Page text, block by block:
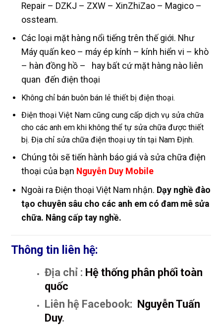
Repair – DZKJ – ZXW – XinZhiZao – Magico –
ossteam.
Các loại mặt hàng nổi tiếng trên thế giới. Như
Máy quấn keo – máy ép kính – kính hiển vi – khò
– hàn đồng hồ – hay bất cứ mặt hàng nào liên
quan đến điện thoại
Không chỉ bán buôn bán lẻ thiết bị điện thoại.
Điện thoại Việt Nam cũng cung cấp dịch vụ sửa chữa
cho các anh em khi không thể tự sửa chữa được thiết
bị. Địa chỉ sửa chữa điện thoại uy tín tại Nam Định.
Chúng tôi sẽ tiến hành báo giá và sửa chữa điện
thoại của bạn Nguyễn Duy Mobile
Ngoài ra Điện thoại Việt Nam nhận. Dạy nghề đào
tạo chuyên sâu cho các anh em có đam mê sửa
chữa. Nâng cấp tay nghề.
Thông tin liên hệ:
Địa chỉ : Hệ thống phân phối toàn
quốc
Liên hệ Facebook: Nguyễn Tuấn
Duy.